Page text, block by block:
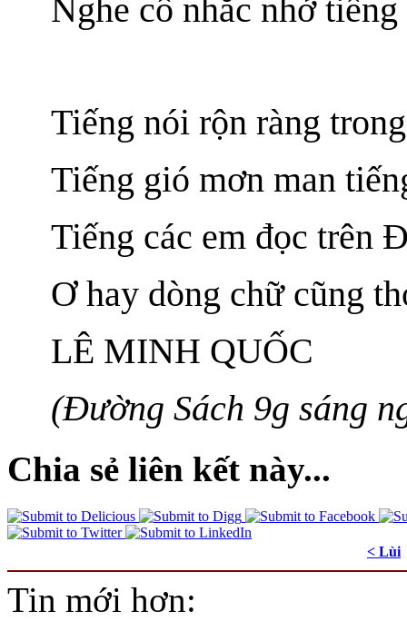
Nghe cô nhắc nhở
Tiếng nói rộn ràng
Tiếng gió mơn man
Tiếng các em đọc trên
Ơ hay dòng chữ cũng
LÊ MINH QUỐC
(Đường Sách 9g sáng
Chia sẻ liên kết này...
< Lùi
Tin mới hơn: